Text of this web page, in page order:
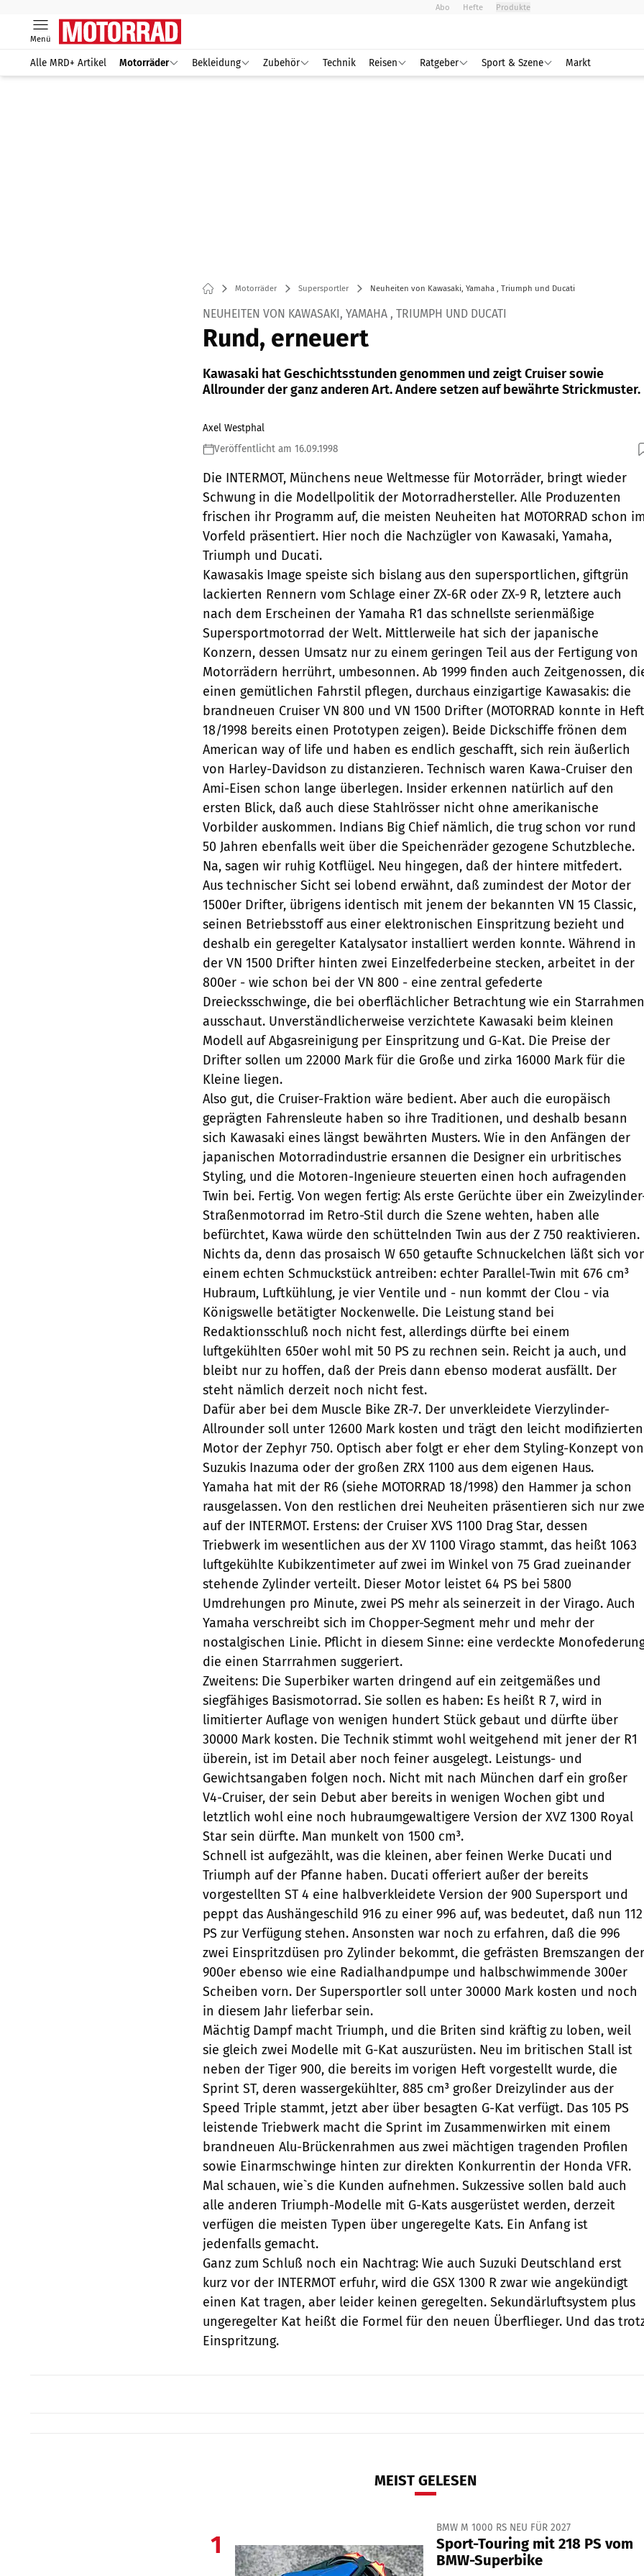
Abo Hefte Produkte
Menü
Alle MRD+ Artikel Motorräder Bekleidung Zubehör Technik Reisen Ratgeber Sport & Szene Markt
Motorräder Supersportler Neuheiten von Kawasaki, Yamaha , Triumph und Ducati
NEUHEITEN VON KAWASAKI, YAMAHA , TRIUMPH UND DUCATI
Rund, erneuert
Kawasaki hat Geschichtsstunden genommen und zeigt Cruiser sowie
Allrounder der ganz anderen Art. Andere setzen auf bewährte Strickmuster.
Axel Westphal
Veröffentlicht am 16.09.1998
Die INTERMOT, Münchens neue Weltmesse für Motorräder, bringt wieder
Schwung in die Modellpolitik der Motorradhersteller. Alle Produzenten
frischen ihr Programm auf, die meisten Neuheiten hat MOTORRAD schon
Vorfeld präsentiert. Hier noch die Nachzügler von Kawasaki, Yamaha,
Triumph und Ducati.
Kawasakis Image speiste sich bislang aus den supersportlichen, giftgrün
lackierten Rennern vom Schlage einer ZX-6R oder ZX-9 R, letztere auch
nach dem Erscheinen der Yamaha R1 das schnellste serienmäßige
Supersportmotorrad der Welt. Mittlerweile hat sich der japanische
Konzern, dessen Umsatz nur zu einem geringen Teil aus der Fertigung von
Motorrädern herrührt, umbesonnen. Ab 1999 finden auch Zeitgenossen,
einen gemütlichen Fahrstil pflegen, durchaus einzigartige Kawasakis: die
brandneuen Cruiser VN 800 und VN 1500 Drifter (MOTORRAD konnte in Heft
18/1998 bereits einen Prototypen zeigen). Beide Dickschiffe frönen dem
American way of life und haben es endlich geschafft, sich rein äußerlich
von Harley-Davidson zu distanzieren. Technisch waren Kawa-Cruiser den
Ami-Eisen schon lange überlegen. Insider erkennen natürlich auf den
ersten Blick, daß auch diese Stahlrösser nicht ohne amerikanische
Vorbilder auskommen. Indians Big Chief nämlich, die trug schon vor rund
50 Jahren ebenfalls weit über die Speichenräder gezogene Schutzbleche.
Na, sagen wir ruhig Kotflügel. Neu hingegen, daß der hintere mitfedert.
Aus technischer Sicht sei lobend erwähnt, daß zumindest der Motor der
1500er Drifter, übrigens identisch mit jenem der bekannten VN 15 Classic,
seinen Betriebsstoff aus einer elektronischen Einspritzung bezieht und
deshalb ein geregelter Katalysator installiert werden konnte. Während in
der VN 1500 Drifter hinten zwei Einzelfederbeine stecken, arbeitet in der
800er - wie schon bei der VN 800 - eine zentral gefederte
Dreiecksschwinge, die bei oberflächlicher Betrachtung wie ein Starrahmen
ausschaut. Unverständlicherweise verzichtete Kawasaki beim kleinen
Modell auf Abgasreinigung per Einspritzung und G-Kat. Die Preise der
Drifter sollen um 22000 Mark für die Große und zirka 16000 Mark für die
Kleine liegen.
Also gut, die Cruiser-Fraktion wäre bedient. Aber auch die europäisch
geprägten Fahrensleute haben so ihre Traditionen, und deshalb besann
sich Kawasaki eines längst bewährten Musters. Wie in den Anfängen der
japanischen Motorradindustrie ersannen die Designer ein urbritisches
Styling, und die Motoren-Ingenieure steuerten einen hoch aufragenden
Twin bei. Fertig. Von wegen fertig: Als erste Gerüchte über ein
Straßenmotorrad im Retro-Stil durch die Szene wehten, haben alle
befürchtet, Kawa würde den schüttelnden Twin aus der Z 750 reaktivieren.
Nichts da, denn das prosaisch W 650 getaufte Schnuckelchen läßt sich
einem echten Schmuckstück antreiben: echter Parallel-Twin mit 676 cm³
Hubraum, Luftkühlung, je vier Ventile und - nun kommt der Clou - via
Königswelle betätigter Nockenwelle. Die Leistung stand bei
Redaktionsschluß noch nicht fest, allerdings dürfte bei einem
luftgekühlten 650er wohl mit 50 PS zu rechnen sein. Reicht ja auch, und
bleibt nur zu hoffen, daß der Preis dann ebenso moderat ausfällt. Der
steht nämlich derzeit noch nicht fest.
Dafür aber bei dem Muscle Bike ZR-7. Der unverkleidete Vierzylinder-
Allrounder soll unter 12600 Mark kosten und trägt den leicht modifizierten
Motor der Zephyr 750. Optisch aber folgt er eher dem Styling-Konzept von
Suzukis Inazuma oder der großen ZRX 1100 aus dem eigenen Haus.
Yamaha hat mit der R6 (siehe MOTORRAD 18/1998) den Hammer ja schon
rausgelassen. Von den restlichen drei Neuheiten präsentieren sich nur
auf der INTERMOT. Erstens: der Cruiser XVS 1100 Drag Star, dessen
Triebwerk im wesentlichen aus der XV 1100 Virago stammt, das heißt 1063
luftgekühlte Kubikzentimeter auf zwei im Winkel von 75 Grad zueinander
stehende Zylinder verteilt. Dieser Motor leistet 64 PS bei 5800
Umdrehungen pro Minute, zwei PS mehr als seinerzeit in der Virago. Auch
Yamaha verschreibt sich im Chopper-Segment mehr und mehr der
nostalgischen Linie. Pflicht in diesem Sinne: eine verdeckte
die einen Starrrahmen suggeriert.
Zweitens: Die Superbiker warten dringend auf ein zeitgemäßes und
siegfähiges Basismotorrad. Sie sollen es haben: Es heißt R 7, wird in
limitierter Auflage von wenigen hundert Stück gebaut und dürfte über
30000 Mark kosten. Die Technik stimmt wohl weitgehend mit jener der R1
überein, ist im Detail aber noch feiner ausgelegt. Leistungs- und
Gewichtsangaben folgen noch. Nicht mit nach München darf ein großer
V4-Cruiser, der sein Debut aber bereits in wenigen Wochen gibt und
letztlich wohl eine noch hubraumgewaltigere Version der XVZ 1300 Royal
Star sein dürfte. Man munkelt von 1500 cm³.
Schnell ist aufgezählt, was die kleinen, aber feinen Werke Ducati und
Triumph auf der Pfanne haben. Ducati offeriert außer der bereits
vorgestellten ST 4 eine halbverkleidete Version der 900 Supersport und
peppt das Aushängeschild 916 zu einer 996 auf, was bedeutet, daß nun 112
PS zur Verfügung stehen. Ansonsten war noch zu erfahren, daß die 996
zwei Einspritzdüsen pro Zylinder bekommt, die gefrästen Bremszangen der
900er ebenso wie eine Radialhandpumpe und halbschwimmende 300er
Scheiben vorn. Der Supersportler soll unter 30000 Mark kosten und noch
in diesem Jahr lieferbar sein.
Mächtig Dampf macht Triumph, und die Briten sind kräftig zu loben, weil
sie gleich zwei Modelle mit G-Kat auszurüsten. Neu im britischen Stall ist
neben der Tiger 900, die bereits im vorigen Heft vorgestellt wurde, die
Sprint ST, deren wassergekühlter, 885 cm³ großer Dreizylinder aus der
Speed Triple stammt, jetzt aber über besagten G-Kat verfügt. Das 105 PS
leistende Triebwerk macht die Sprint im Zusammenwirken mit einem
brandneuen Alu-Brückenrahmen aus zwei mächtigen tragenden Profilen
sowie Einarmschwinge hinten zur direkten Konkurrentin der Honda VFR.
Mal schauen, wie`s die Kunden aufnehmen. Sukzessive sollen bald auch
alle anderen Triumph-Modelle mit G-Kats ausgerüstet werden, derzeit
verfügen die meisten Typen über ungeregelte Kats. Ein Anfang ist
jedenfalls gemacht.
Ganz zum Schluß noch ein Nachtrag: Wie auch Suzuki Deutschland erst
kurz vor der INTERMOT erfuhr, wird die GSX 1300 R zwar wie angekündigt
einen Kat tragen, aber leider keinen geregelten. Sekundärluftsystem plus
ungeregelter Kat heißt die Formel für den neuen Überflieger. Und das
Einspritzung.
MEIST GELESEN
1
BMW M 1000 RS NEU FÜR 2027
Sport-Touring mit 218 PS vom
BMW-Superbike